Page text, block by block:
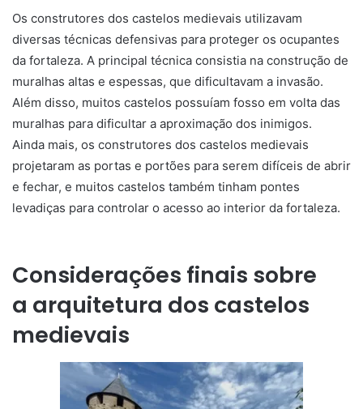
Os construtores dos castelos medievais utilizavam
diversas técnicas defensivas para proteger os ocupantes
da fortaleza. A principal técnica consistia na construção de
muralhas altas e espessas, que dificultavam a invasão.
Além disso, muitos castelos possuíam fosso em volta das
muralhas para dificultar a aproximação dos inimigos.
Ainda mais, os construtores dos castelos medievais
projetaram as portas e portões para serem difíceis de abrir
e fechar, e muitos castelos também tinham pontes
levadiças para controlar o acesso ao interior da fortaleza.
Considerações finais sobre
a arquitetura dos castelos
medievais